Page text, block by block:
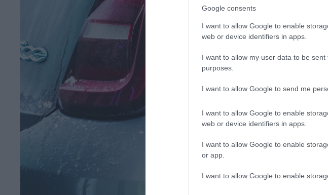
Google consents
I want to allow Google to enable
web or device identifiers in apps.
I want to allow my user data to be
purposes.
I want to allow Google to send me
I want to allow Google to enable
web or device identifiers in apps.
I want to allow Google to enable
or app.
I want to allow Google to enable